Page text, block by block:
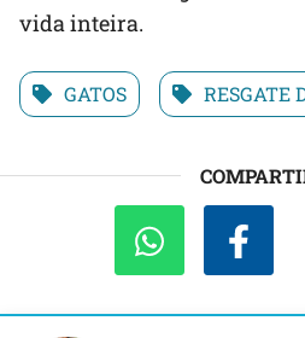
vida inteira.
GATOS RESGATE